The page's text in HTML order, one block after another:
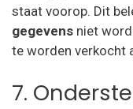
staat voorop. Dit
gegevens niet
te worden verkocht
7.